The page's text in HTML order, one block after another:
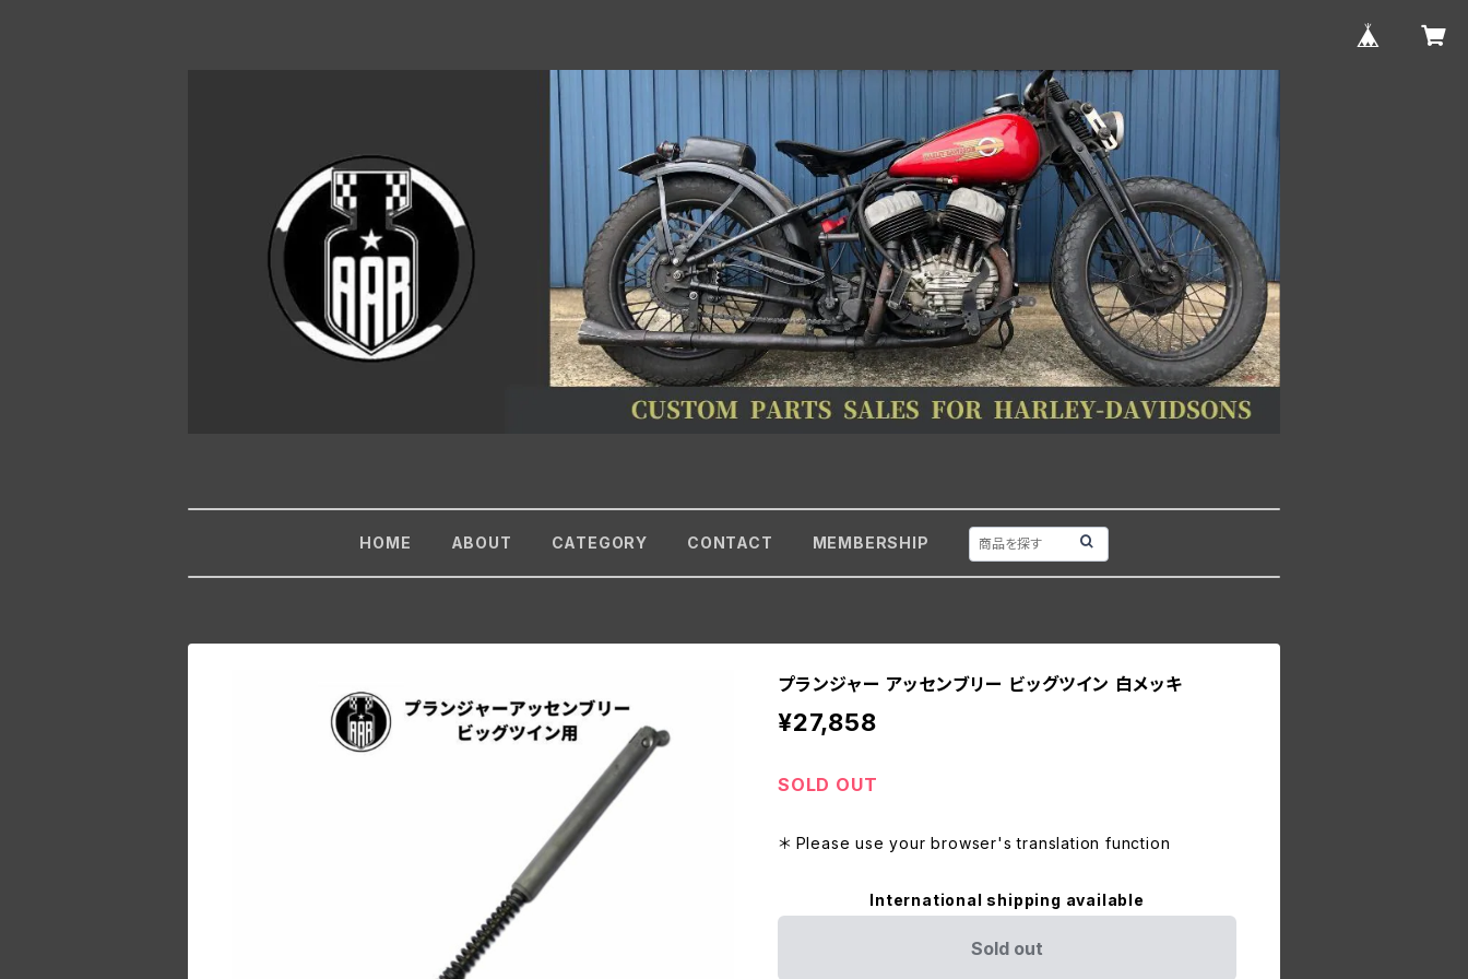
HOME ABOUT CATEGORY CONTACT MEMBERSHIP
プランジャー アッセンブリー ビッグツイン 白メッキ
¥27,858
SOLD OUT
＊ Please use your browser's translation function
International shipping available
Sold out